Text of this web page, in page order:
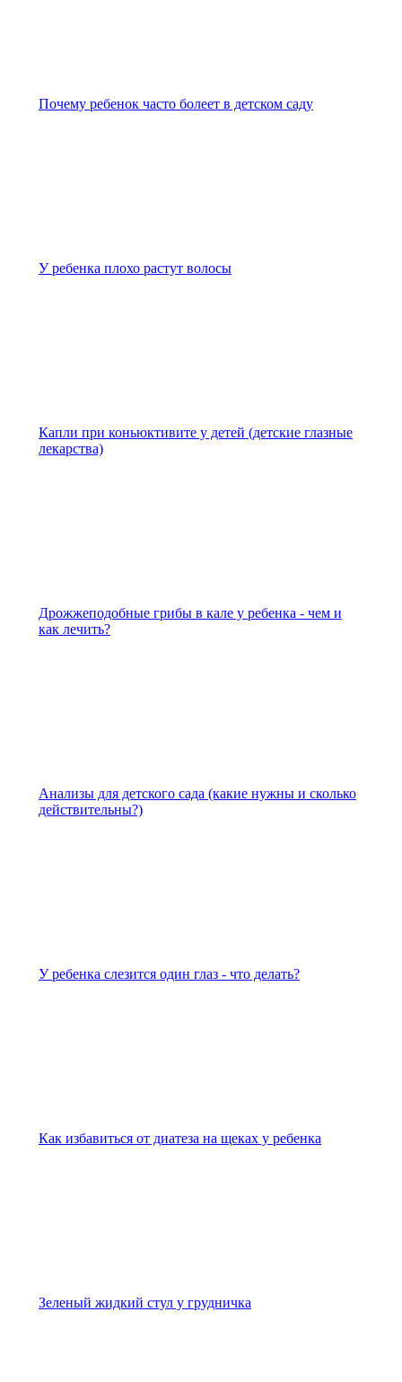
Почему ребенок часто болеет в детском саду
У ребенка плохо растут волосы
Капли при коньюктивите у детей (детские глазные
лекарства)
Дрожжеподобные грибы в кале у ребенка - чем и
как лечить?
Анализы для детского сада (какие нужны и сколько
действительны?)
У ребенка слезится один глаз - что делать?
Как избавиться от диатеза на щеках у ребенка
Зеленый жидкий стул у грудничка